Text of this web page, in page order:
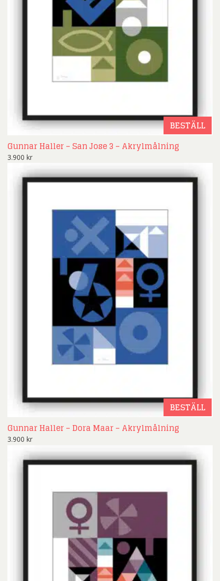
BESTÄLL
Gunnar Haller – San Jose 3 – Akrylmålning
3.900 kr
BESTÄLL
Gunnar Haller – Dora Maar – Akrylmålning
3.900 kr